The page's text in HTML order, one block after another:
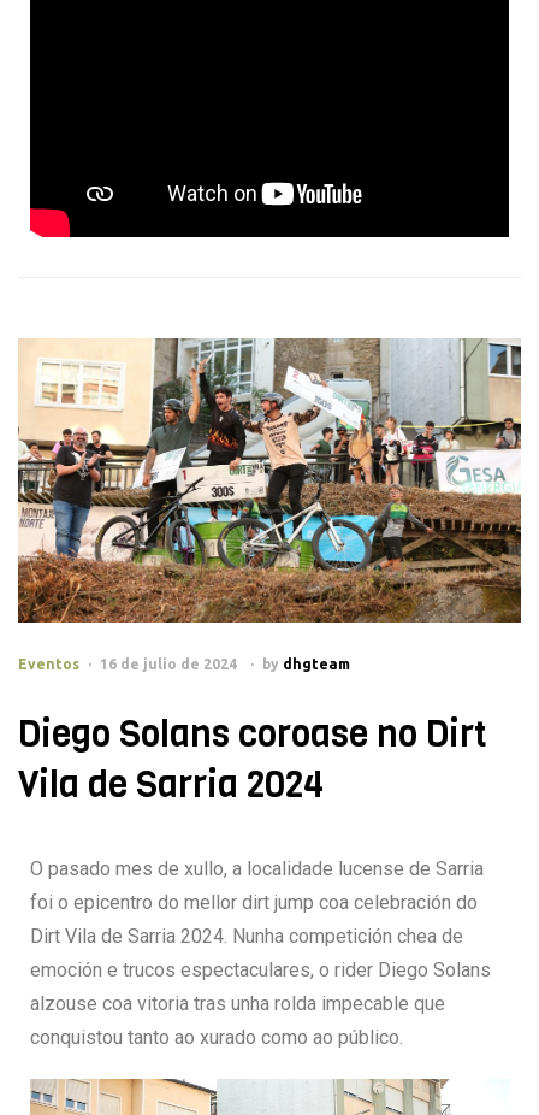
Eventos 16 de julio de 2024 by dhgteam
Diego Solans coroase no Dirt
Vila de Sarria 2024
O pasado mes de xullo, a localidade lucense de Sarria
foi o epicentro do mellor dirt jump coa celebración do
Dirt Vila de Sarria 2024. Nunha competición chea de
emoción e trucos espectaculares, o rider Diego Solans
alzouse coa vitoria tras unha rolda impecable que
conquistou tanto ao xurado como ao público.